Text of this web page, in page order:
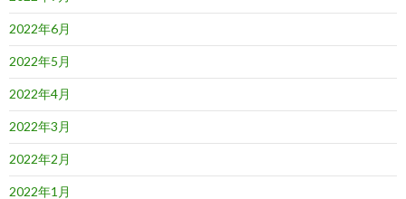
2022年6月
2022年5月
2022年4月
2022年3月
2022年2月
2022年1月